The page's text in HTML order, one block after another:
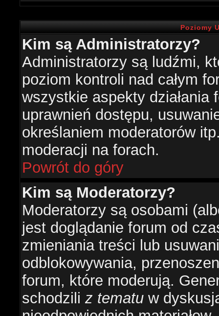
Poziomy
Kim są Administratorzy?
Administratorzy są ludźmi,
poziom kontroli nad całym
wszystkie aspekty działania
uprawnień dostępu,
określaniem moderatorów
moderacji na forach.
Powrót do góry
Kim są Moderatorzy?
Moderatorzy są osobami
jest doglądanie forum od
zmieniania treści lub
odblokowywania,
forum, które moderują.
schodzili z tematu w